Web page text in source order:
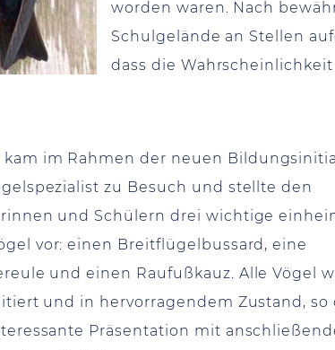
worden waren. Nach
Schulgelände an Stellen
dass die
kam im Rahmen der neuen
zu Besuch und stellte den
und Schülern drei wichtige
vor: einen Breitflügelbussard, eine
und einen Raufußkauz. Alle Vögel
und in hervorragendem Zustand, so
Präsentation mit